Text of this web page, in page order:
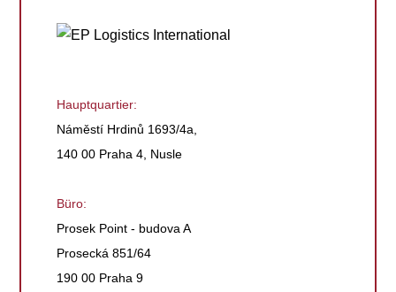
Hauptquartier:
Náměstí Hrdinů 1693/4a,
140 00 Praha 4, Nusle
Büro:
Prosek Point - budova A
Prosecká 851/64
190 00 Praha 9